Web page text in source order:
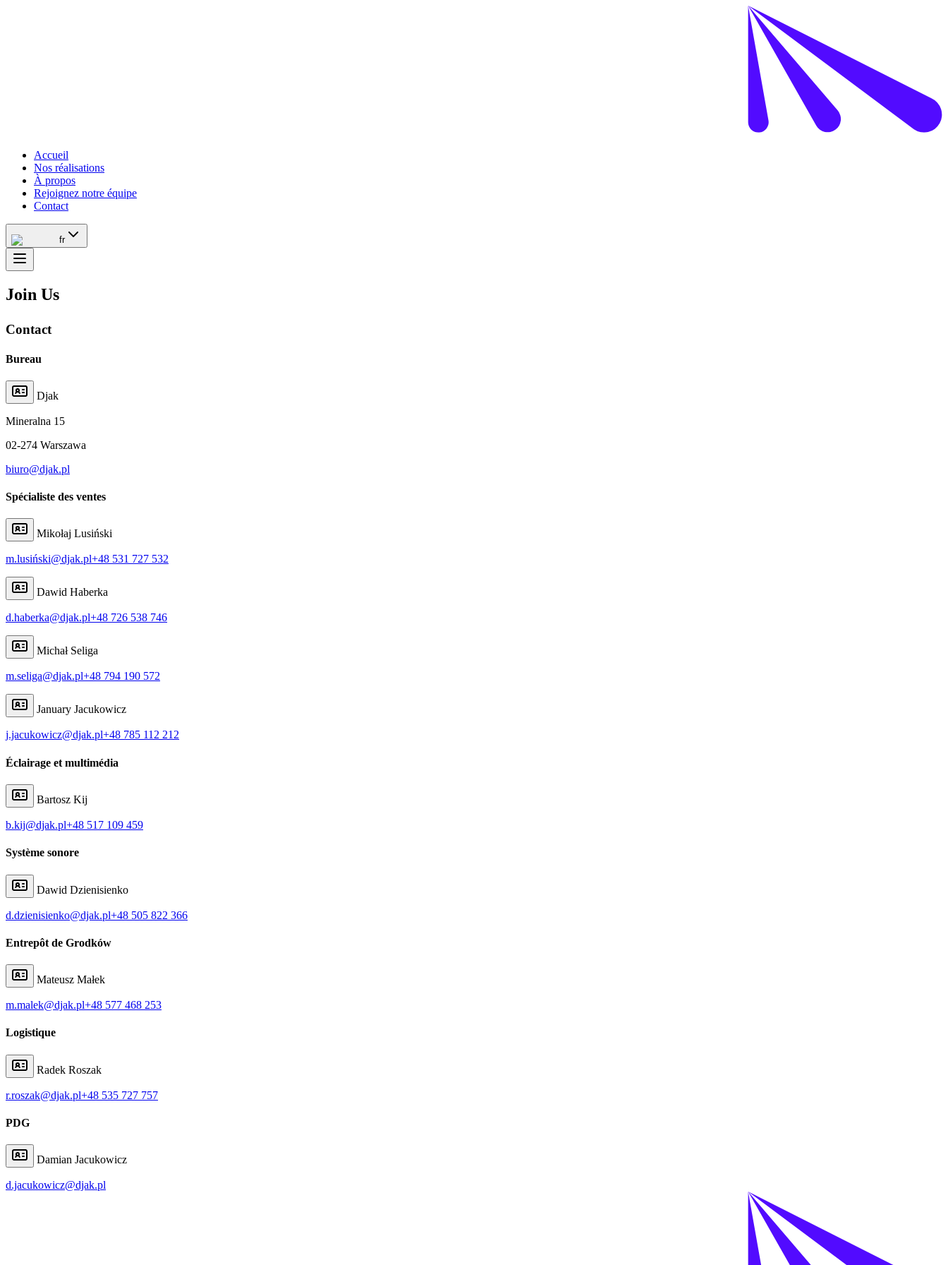
Accueil
Nos réalisations
À propos
Rejoignez notre équipe
Contact
fr
Join Us
Contact
Bureau
Djak
Mineralna 15
02-274 Warszawa
biuro@djak.pl
Spécialiste des ventes
Mikołaj Lusiński
m.lusiński@djak.pl+48 531 727 532
Dawid Haberka
d.haberka@djak.pl+48 726 538 746
Michał Seliga
m.seliga@djak.pl+48 794 190 572
January Jacukowicz
j.jacukowicz@djak.pl+48 785 112 212
Éclairage et multimédia
Bartosz Kij
b.kij@djak.pl+48 517 109 459
Système sonore
Dawid Dzienisienko
d.dzienisienko@djak.pl+48 505 822 366
Entrepôt de Grodków
Mateusz Małek
m.malek@djak.pl+48 577 468 253
Logistique
Radek Roszak
r.roszak@djak.pl+48 535 727 757
PDG
Damian Jacukowicz
d.jacukowicz@djak.pl